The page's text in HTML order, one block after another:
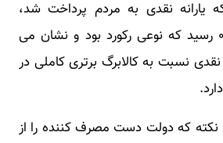
یارانه نقدی به مردم پرداخت شد،
ضریب جینی به ۰.۳۶ رسید که نوعی رکورد بود و نشان می
نقدی نسبت به کالابرگ برتری کاملی در
نکته که دولت دست مصرف کننده را از